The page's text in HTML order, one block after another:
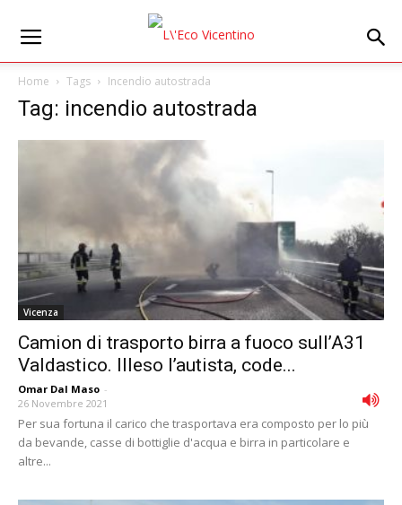
Home Tags Incendio autostrada
Tag: incendio autostrada
Vicenza
Camion di trasporto birra a fuoco sull’A31
Valdastico. Illeso l’autista, code...
Omar Dal Maso -
26 Novembre 2021
Per sua fortuna il carico che trasportava era composto per lo più
da bevande, casse di bottiglie d'acqua e birra in particolare e
altre...